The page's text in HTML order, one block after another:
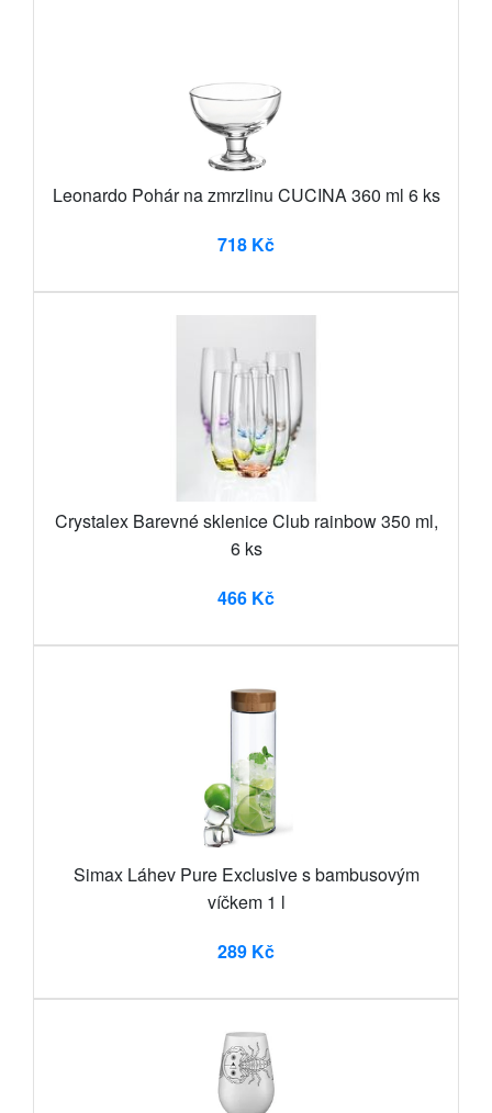
Leonardo Pohár na zmrzlinu CUCINA 360 ml 6 ks
718 Kč
Crystalex Barevné sklenice Club rainbow 350 ml,
6 ks
466 Kč
Simax Láhev Pure Exclusive s bambusovým
víčkem 1 l
289 Kč